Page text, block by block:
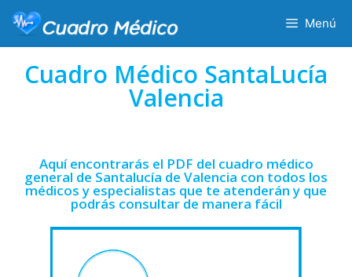
Menú
Cuadro Médico SantaLucía
Valencia
Aquí encontrarás el PDF del cuadro médico
general de Santalucía de Valencia con todos los
médicos y especialistas que te atenderán y que
podrás consultar de manera fácil